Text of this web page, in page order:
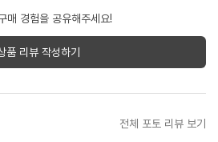
매 경험을 공유해주세요!
품 리뷰 작성하기
전체 포토 리뷰 보기